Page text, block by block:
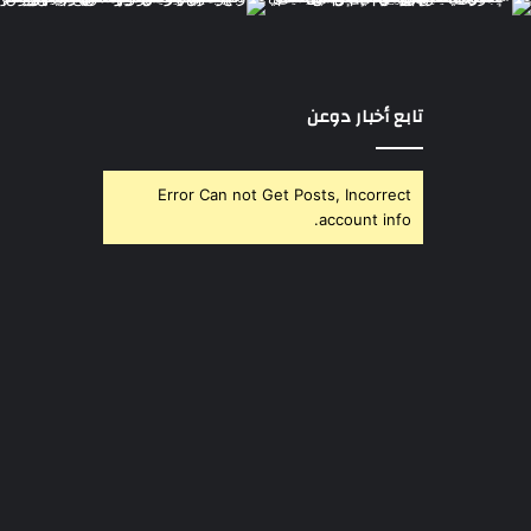
تابع أخبار دوعن
Error Can not Get Posts, Incorrect
account info.